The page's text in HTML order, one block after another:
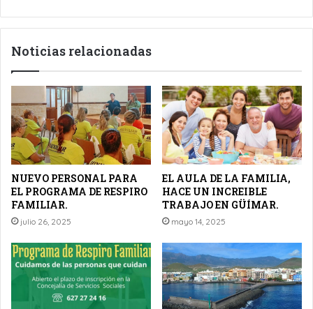
Noticias relacionadas
NUEVO PERSONAL PARA
EL PROGRAMA DE RESPIRO
FAMILIAR.
julio 26, 2025
EL AULA DE LA FAMILIA,
HACE UN INCREIBLE
TRABAJO EN GÜÍMAR.
mayo 14, 2025